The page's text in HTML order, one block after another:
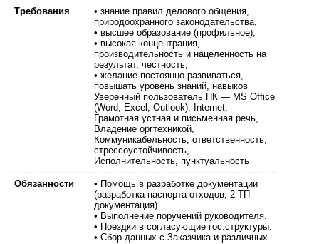
Требования
• знание правил делового общения,
природоохранного законодательства,
• высшее образование (профильное),
• высокая концентрация,
производительность и нацеленность на
результат, честность,
• желание постоянно развиваться,
повышать уровень знаний, навыков
Уверенный пользователь ПК — MS Office
(Word, Excel, Outlook), Internet,
Грамотная устная и письменная речь,
Владение оргтехникой,
Коммуникабельность, ответственность,
стрессоустойчивость,
Исполнительность, пунктуальность
Обязанности
• Помощь в разработке документации
(разработка паспорта отходов, 2 ТП
документация).
• Выполнение поручений руководителя.
• Поездки в согласующие гос.структуры.
• Сбор данных с Заказчика и различных